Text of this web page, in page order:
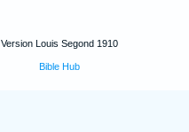
Version Louis Segond 1910
Bible Hub